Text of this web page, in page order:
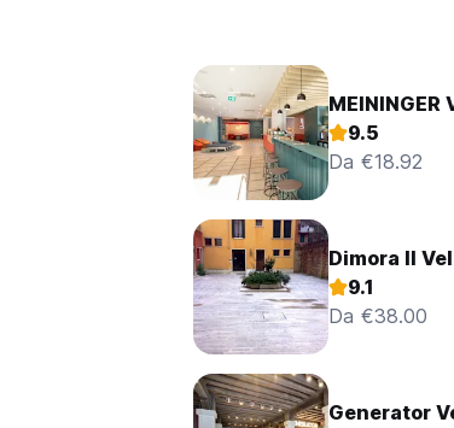
9.5
Da €18.92
Dimora Il
9.1
Da €38.00
Generator